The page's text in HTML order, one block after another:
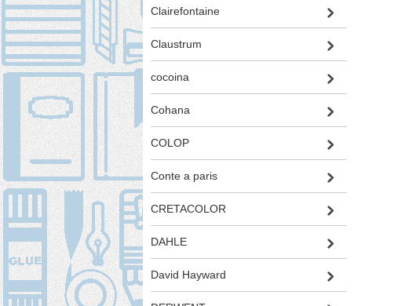
Clairefontaine
Claustrum
cocoina
Cohana
COLOP
Conte a paris
CRETACOLOR
DAHLE
David Hayward